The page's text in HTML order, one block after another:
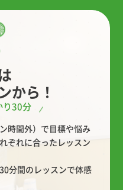
から！
り30分
時間外）で目標や悩み
ぞれに合ったレッスン
分間のレッスンで体感